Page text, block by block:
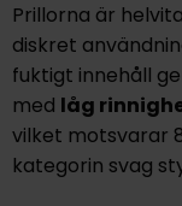
Prillorna är
diskret
fuktigt innehåll
med låg
vilket motsvarar
kategorin svag